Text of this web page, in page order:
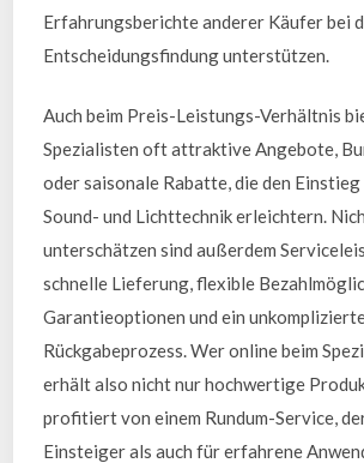
Erfahrungsberichte anderer Käufer bei
Entscheidungsfindung unterstützen.
Auch beim Preis-Leistungs-Verhältnis
Spezialisten oft attraktive Angebote,
oder saisonale Rabatte, die den
Sound- und Lichttechnik erleichtern.
unterschätzen sind außerdem
schnelle Lieferung, flexible
Garantieoptionen und ein
Rückgabeprozess. Wer online beim
erhält also nicht nur hochwertige
profitiert von einem Rundum-Service,
Einsteiger als auch für erfahrene